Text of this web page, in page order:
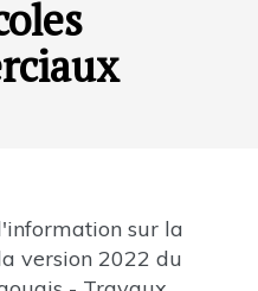
sur la
version 2022 du